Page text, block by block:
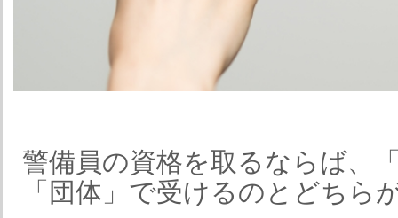
警備員の資格を取るならば、
「団体」で受けるのとどちら